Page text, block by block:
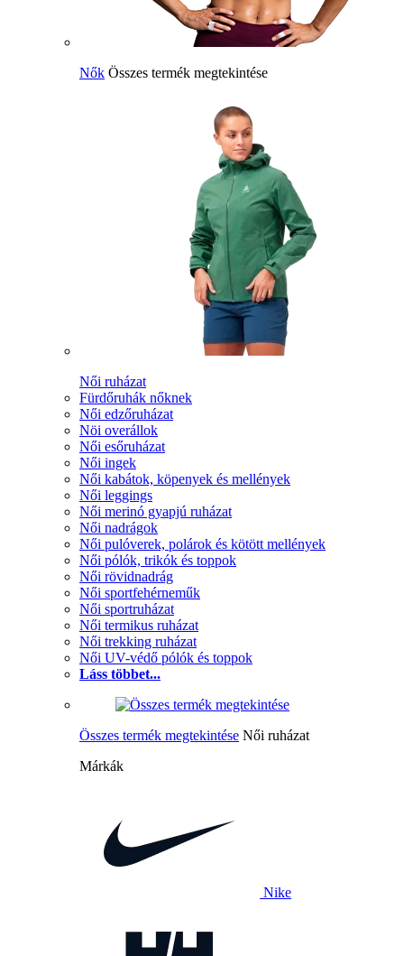
Nők Összes termék megtekintése
Női ruházat
Fürdőruhák nőknek
Női edzőruházat
Nöi overállok
Női esőruházat
Női ingek
Női kabátok, köpenyek és mellények
Női leggings
Női merinó gyapjú ruházat
Női nadrágok
Női pulóverek, polárok és kötött mellények
Női pólók, trikók és toppok
Női rövidnadrág
Női sportfehérneműk
Női sportruházat
Női termikus ruházat
Női trekking ruházat
Női UV-védő pólók és toppok
Láss többet...
Összes termék megtekintése Női ruházat
Márkák
Nike